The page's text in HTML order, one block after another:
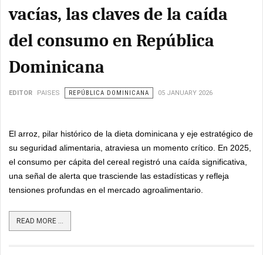
vacías, las claves de la caída
del consumo en República
Dominicana
EDITOR PAISES REPÚBLICA DOMINICANA 05 JANUARY 2026
El arroz, pilar histórico de la dieta dominicana y eje estratégico de
su seguridad alimentaria, atraviesa un momento crítico. En 2025,
el consumo per cápita del cereal registró una caída significativa,
una señal de alerta que trasciende las estadísticas y refleja
tensiones profundas en el mercado agroalimentario.
READ MORE ...